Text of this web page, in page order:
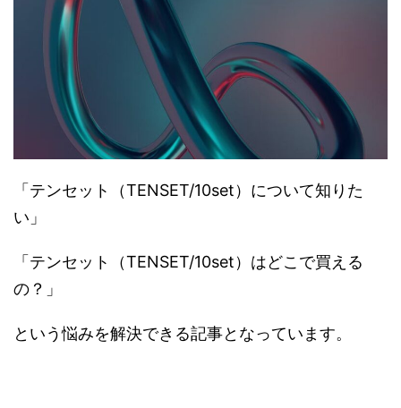
「テンセット（TENSET/10set）について知りた
い」
「テンセット（TENSET/10set）はどこで買える
の？」
という悩みを解決できる記事となっています。